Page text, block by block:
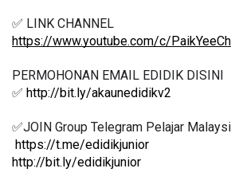
✅ LINK CHANNEL
https://www.youtube.com/c/
PERMOHONAN EMAIL EDIDIK DISINI
✅ http://bit.ly/akaunedidikv2
✅JOIN Group Telegram Pelajar
https://t.me/edidikjunior
http://bit.ly/edidikjunior